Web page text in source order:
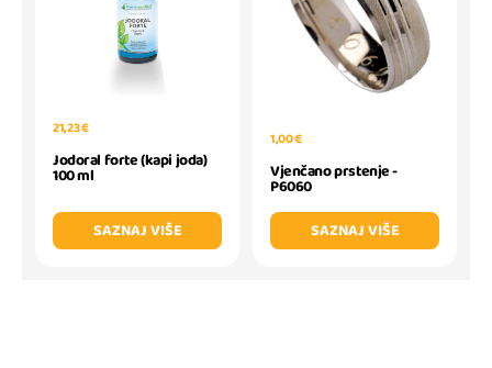
21,23 €
Jodoral forte (kapi joda)
100 ml
SAZNAJ VIŠE
1,00 €
Vjenčano prstenje -
P6060
SAZNAJ VIŠE